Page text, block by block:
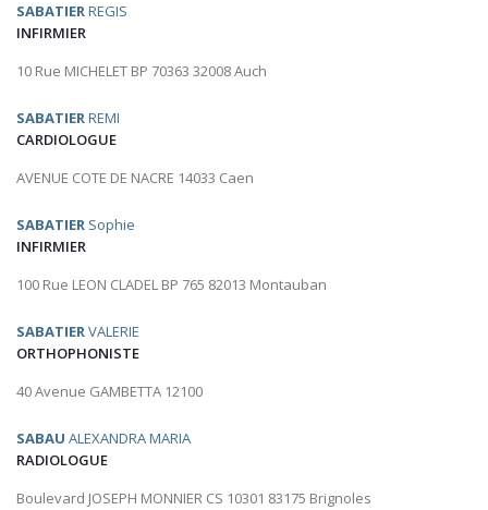
SABATIERREGIS
INFIRMIER
10 Rue MICHELET BP 70363 32008 Auch
SABATIERREMI
CARDIOLOGUE
AVENUE COTE DE NACRE 14033 Caen
SABATIER Sophie
INFIRMIER
100 Rue LEON CLADEL BP 765 82013 Montauban
SABATIERVALERIE
ORTHOPHONISTE
40 Avenue GAMBETTA 12100
SABAU ALEXANDRA MARIA
RADIOLOGUE
Boulevard JOSEPH MONNIER CS 10301 83175 Brignoles